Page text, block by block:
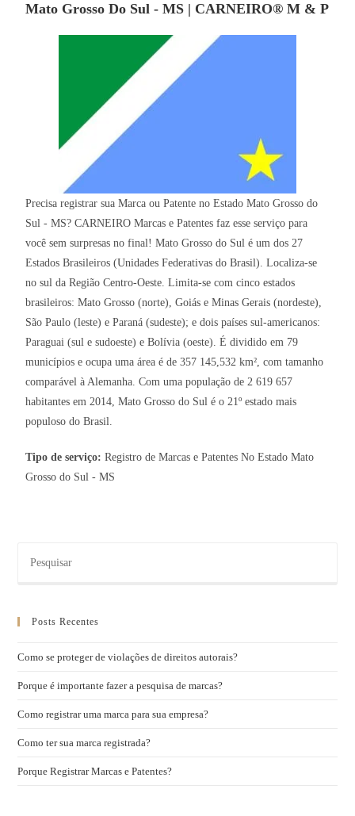
Mato Grosso Do Sul - MS | CARNEIRO® M & P
Precisa registrar sua Marca ou Patente no Estado Mato Grosso do
Sul - MS? CARNEIRO Marcas e Patentes faz esse serviço para
você sem surpresas no final! Mato Grosso do Sul é um dos 27
Estados Brasileiros (Unidades Federativas do Brasil). Localiza-se
no sul da Região Centro-Oeste. Limita-se com cinco estados
brasileiros: Mato Grosso (norte), Goiás e Minas Gerais (nordeste),
São Paulo (leste) e Paraná (sudeste); e dois países sul-americanos:
Paraguai (sul e sudoeste) e Bolívia (oeste). É dividido em 79
municípios e ocupa uma área é de 357 145,532 km², com tamanho
comparável à Alemanha. Com uma população de 2 619 657
habitantes em 2014, Mato Grosso do Sul é o 21º estado mais
populoso do Brasil.
Tipo de serviço:Registro de Marcas e Patentes No Estado Mato
Grosso do Sul - MS
Posts Recentes
Como se proteger de violações de direitos autorais?
Porque é importante fazer a pesquisa de marcas?
Como registrar uma marca para sua empresa?
Como ter sua marca registrada?
Porque Registrar Marcas e Patentes?